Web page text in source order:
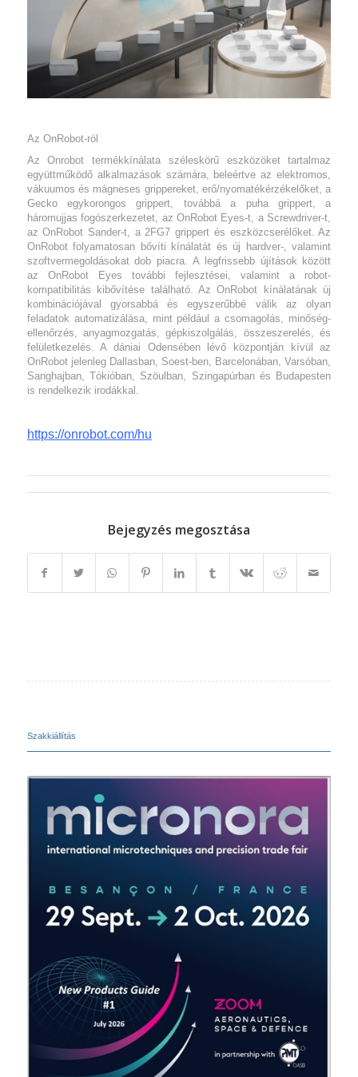
Az OnRobot-ról
Az Onrobot termékkínálata széleskörű eszközöket tartalmaz
együttműködő alkalmazások számára, beleértve az elektromos,
vákuumos és mágneses grippereket, erő/nyomatékérzékelőket, a
Gecko egykorongos grippert, továbbá a puha grippert, a
háromujjas fogószerkezetet, az OnRobot Eyes-t, a Screwdriver-t,
az OnRobot Sander-t, a 2FG7 grippert és eszközcserélőket. Az
OnRobot folyamatosan bővíti kínálatát és új hardver-, valamint
szoftvermegoldásokat dob piacra. A legfrissebb újítások között
az OnRobot Eyes további fejlesztései, valamint a robot-
kompatibilitás kibővítése található. Az OnRobot kínálatának új
kombinációjával gyorsabbá és egyszerűbbé válik az olyan
feladatok automatizálása, mint például a csomagolás, minőség-
ellenőrzés, anyagmozgatás, gépkiszolgálás, összeszerelés, és
felületkezelés. A dániai Odensében lévő központján kívül az
OnRobot jelenleg Dallasban, Soest-ben, Barcelonában, Varsóban,
Sanghajban, Tókióban, Szöulban, Szingapúrban és Budapesten
is rendelkezik irodákkal.
https://onrobot.com/hu
Bejegyzés megosztása
Szakkiállítás